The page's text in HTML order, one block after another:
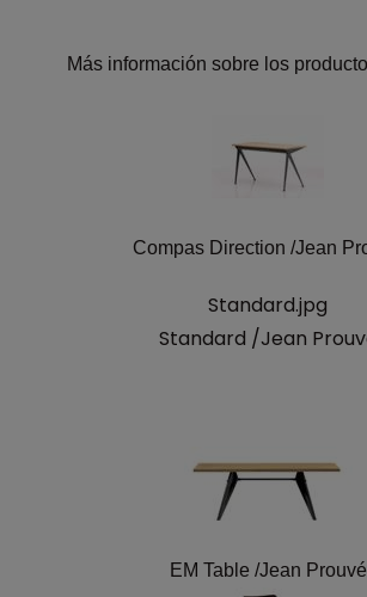
Más información sobre los
Compas Direction /Jean
Standard.jpg
Standard /Jean
EM Table /Jean Prouvé